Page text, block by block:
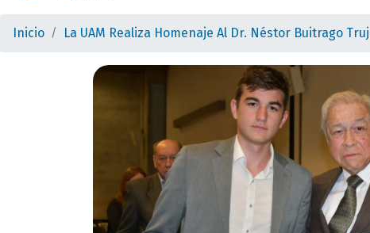
Inicio La UAM Realiza Homenaje Al Dr. Néstor Buitrago